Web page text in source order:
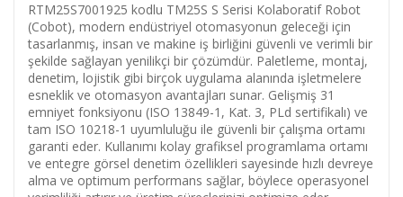
RTM25S7001925 kodlu TM25S S Serisi Kolaboratif Robot
(Cobot), modern endüstriyel otomasyonun geleceği için
tasarlanmış, insan ve makine iş birliğini güvenli ve verimli bir
şekilde sağlayan yenilikçi bir çözümdür. Paletleme, montaj,
denetim, lojistik gibi birçok uygulama alanında işletmelere
esneklik ve otomasyon avantajları sunar. Gelişmiş 31
emniyet fonksiyonu (ISO 13849-1, Kat. 3, PLd sertifikalı) ve
tam ISO 10218-1 uyumluluğu ile güvenli bir çalışma ortamı
garanti eder. Kullanımı kolay grafiksel programlama ortamı
ve entegre görsel denetim özellikleri sayesinde hızlı devreye
alma ve optimum performans sağlar, böylece operasyonel